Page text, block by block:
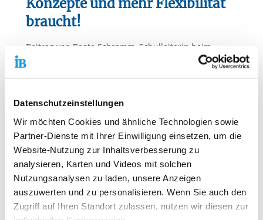
Datenschutzeinstellungen
Wir möchten Cookies und ähnliche Technologien sowie
Partner-Dienste mit Ihrer Einwilligung einsetzen, um die
Website-Nutzung zur Inhaltsverbesserung zu
analysieren, Karten und Videos mit solchen
Nutzungsanalysen zu laden, unsere Anzeigen
auszuwerten und zu personalisieren. Wenn Sie auch den
Zugriff auf Ihren Standort zulassen, nutzen wir diesen zur
Konzepte und mehr Flexibilität
braucht!
Beitrag von Beate Schramm, Schulleiterin beim
Internationalen Bund
27.04.2026
"Sorgenkind Schule: Warum es